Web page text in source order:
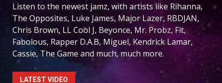
Listen to the newest jamz, with artists like Rihanna,
The Opposites, Luke James, Major Lazer, RBDJAN,
Chris Brown, LL Cool J, Beyonce, Mr. Probz, Fit,
Fabolous, Rapper D.A.B, Miguel, Kendrick Lamar,
Cassie, The Game and much, much more.
LATEST VIDEO